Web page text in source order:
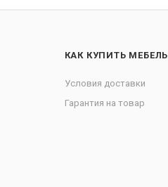
КАК КУПИТЬ МЕБЕЛЬ
Условия доставки
Гарантия на товар